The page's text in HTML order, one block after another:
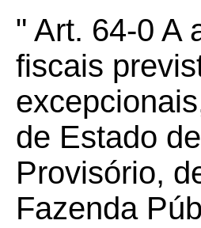
" Art. 64-0 A
fiscais
de Estado
Provisório,
Fazenda